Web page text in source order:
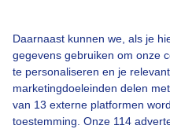
Daarnaast kunnen we, als je
gegevens gebruiken om onze
te personaliseren en je
marketingdoeleinden delen
van 13 externe platformen
toestemming. Onze 114